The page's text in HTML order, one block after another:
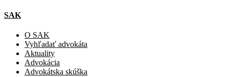
SAK
O SAK
Vyhľadať advokáta
Aktuality
Advokácia
Advokátska skúška